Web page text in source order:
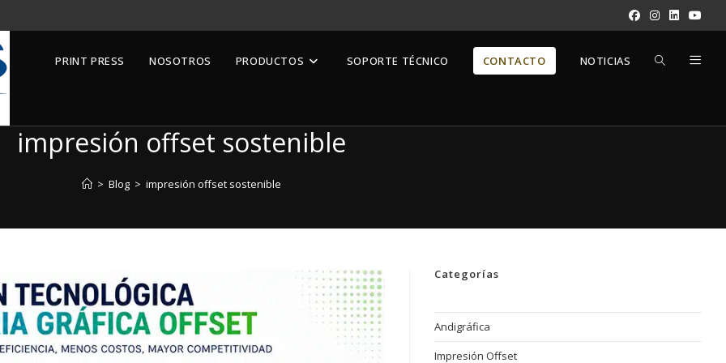
PRINT PRESS NOSOTROS PRODUCTOS SOPORTE TÉCNICO CONTACTO NOTICIAS ALTERNAR
impresión offset sostenible
> Blog > impresión offset sostenible
Categorías
Andigráfica
Impresión Offset